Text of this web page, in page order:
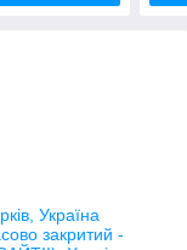
Україна
закритий -